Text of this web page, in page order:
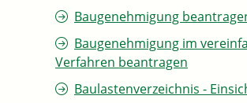
Baugenehmigung
Baugenehmigung im
Verfahren beantragen
Baulastenverzeichnis -